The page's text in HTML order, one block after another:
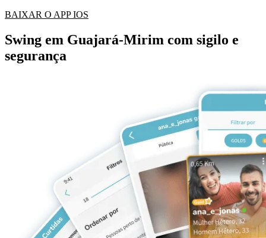
BAIXAR O APP IOS
Swing em Guajará-Mirim com sigilo e
segurança